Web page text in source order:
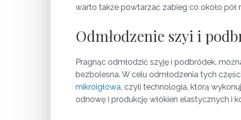
warto także powtarzać zabieg co około
Odmłodzenie szyi i
Pragnąc odmłodzić szyję i podbródek,
bezbolesna. W celu odmłodzenia tych
mikroigłowa , czyli technologia, którą
odnowę i produkcję włókien elastycznych i